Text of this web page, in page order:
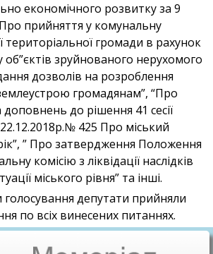
економічного розвитку за 9
прийняття у комунальну
територіальної громади в рахунок
зруйнованого нерухомого
дозволiв на розроблення
громадянам”, “Про
до рішення 41 сесії
22.12.2018р.№ 425 Про міський
” Про затвердження Положення
комісію з ліквідації наслідків
міського рівня” та інші.
депутати прийняли
по всіх винесених питаннях.